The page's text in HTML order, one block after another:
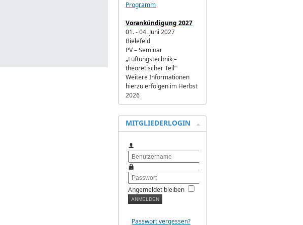
Programm
Vorankündigung 2027
01. - 04. Juni 2027
Bielefeld
PV – Seminar
„Lüftungstechnik –
theoretischer Teil“
Weitere Informationen
hierzu erfolgen im Herbst
2026
MITGLIEDERLOGIN
Angemeldet bleiben
Passwort vergessen?